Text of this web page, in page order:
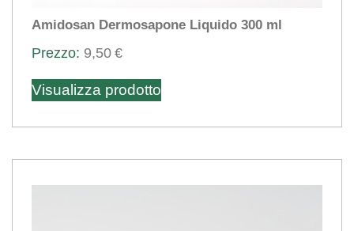
Amidosan Dermosapone Liquido 300 ml
9,50 €
Visualizza prodotto